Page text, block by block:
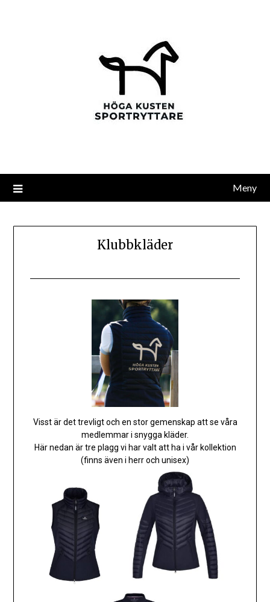
Meny
Klubbkläder
Visst är det trevligt och en stor gemenskap att se våra
medlemmar i snygga kläder.
Här nedan är tre plagg vi har valt att ha i vår kollektion
(finns även i herr och unisex)